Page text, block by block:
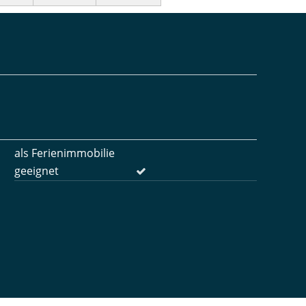
als Ferienimmobilie
geeignet